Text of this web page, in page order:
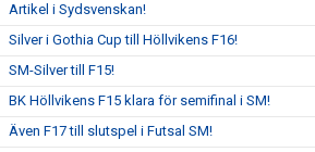
Artikel i Sydsvenskan!
Silver i Gothia Cup till Höllvikens F16!
SM-Silver till F15!
BK Höllvikens F15 klara för semifinal i SM!
Även F17 till slutspel i Futsal SM!